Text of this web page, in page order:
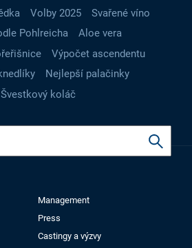
Volby 2025
Svařené víno
Pohlreicha
Aloe vera
Výpočet ascendentu
Nejlepší palačinky
Švestkový koláč
Management
Press
Castingy a výzvy